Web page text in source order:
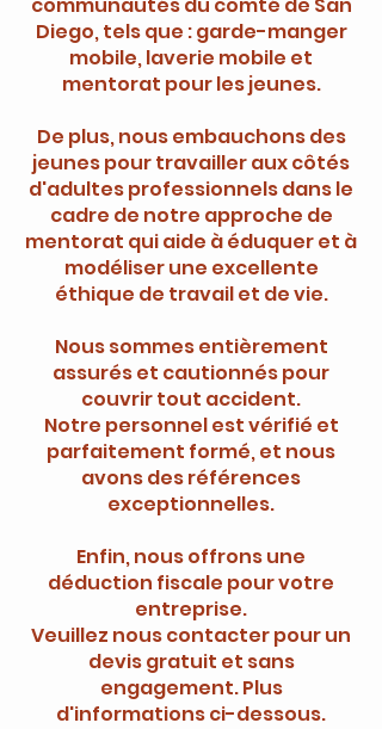
Diego, tels que : garde-manger
mobile, laverie mobile et
mentorat pour les jeunes.
De plus, nous embauchons des
jeunes pour travailler aux côtés
d'adultes professionnels dans le
cadre de notre approche de
mentorat qui aide à éduquer et à
modéliser une excellente
éthique de travail et de vie.
Nous sommes entièrement
assurés et cautionnés pour
couvrir tout accident.
Notre personnel est vérifié et
parfaitement formé, et nous
avons des références
exceptionnelles.
Enfin, nous offrons une
déduction fiscale pour votre
entreprise.
Veuillez nous contacter pour un
devis gratuit et sans
engagement. Plus
d'informations ci-dessous.